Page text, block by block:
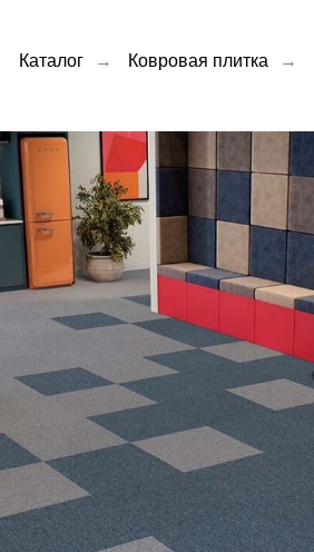
Каталог → Ковровая плитка →